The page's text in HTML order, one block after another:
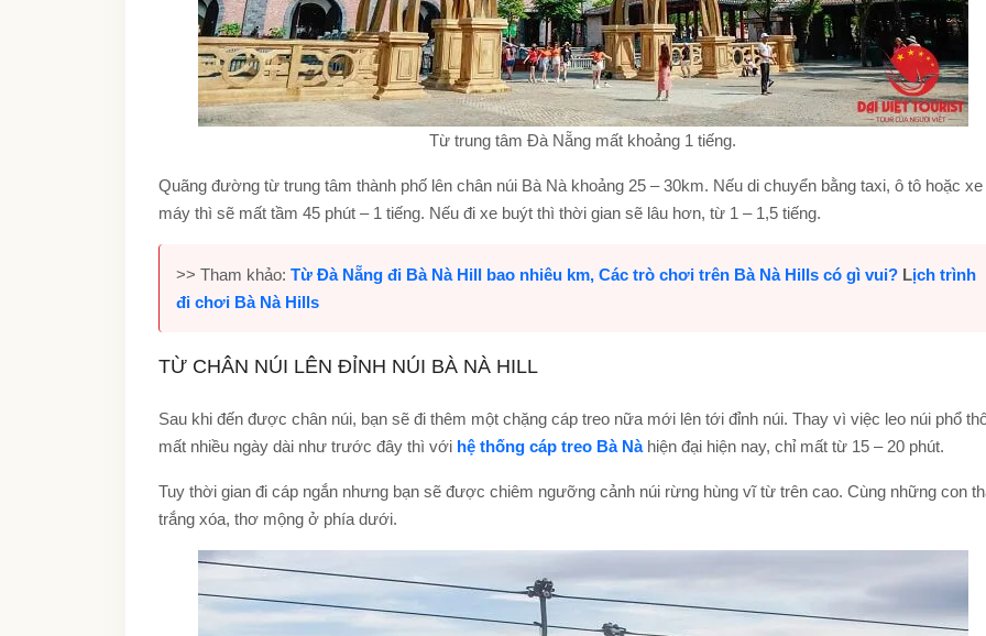
Từ trung tâm Đà Nẵng mất khoảng 1 tiếng.
Quãng đường từ trung tâm thành phố lên chân núi Bà Nà khoảng 25 – 30km. Nếu di chuyển bằng taxi, ô tô hoặc xe
máy thì sẽ mất tầm 45 phút – 1 tiếng. Nếu đi xe buýt thì thời gian sẽ lâu hơn, từ 1 – 1,5 tiếng.
>> Tham khảo: Từ Đà Nẵng đi Bà Nà Hill bao nhiêu km, Các trò chơi trên Bà Nà Hills có gì vui? Lịch trình
đi chơi Bà Nà Hills
TỪ CHÂN NÚI LÊN ĐỈNH NÚI BÀ NÀ HILL
Sau khi đến được chân núi, bạn sẽ đi thêm một chặng cáp treo nữa mới lên tới đỉnh núi. Thay vì việc leo núi phổ
mất nhiều ngày dài như trước đây thì với hệ thống cáp treo Bà Nàhiện đại hiện nay, chỉ mất từ 15 – 20 phút.
Tuy thời gian đi cáp ngắn nhưng bạn sẽ được chiêm ngưỡng cảnh núi rừng hùng vĩ từ trên cao. Cùng những con
trắng xóa, thơ mộng ở phía dưới.